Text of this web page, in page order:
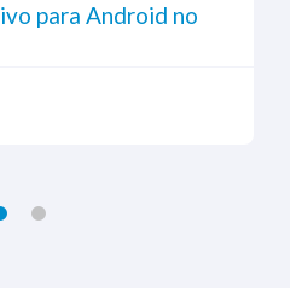
para Android no